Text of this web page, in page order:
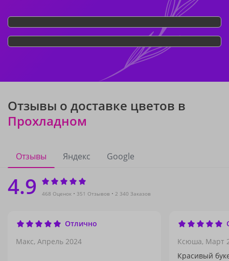
Отзывы о доставке цветов в
Прохладном
Отзывы Яндекс Google
4.9 468 Оценок 351 Отзывов 2 340 Заказов
Отлично
Макс, Апрель 2024
Ксюша, Март
Красивый